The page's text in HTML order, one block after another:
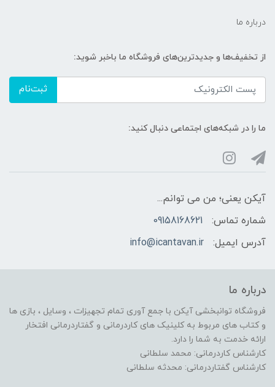
درباره ما
از تخفیف‌ها و جدیدترین‌های فروشگاه ما باخبر شوید:
ثبت‌نام
ما را در شبکه‌های اجتماعی دنبال کنید:
آیکن یعنی؛ من می توانم...
شماره تماس:
09158168621
آدرس ایمیل:
info@icantavan.ir
درباره ما
فروشگاه توانبخشی آیکن با جمع آوری تمام تجهیزات ، وسایل ، بازی ها
و کتاب های مربوط به کلینیک های کاردرمانی و گفتاردرمانی افتخار
ارائه خدمت به شما را دارد.
کارشناس کاردرمانی: محمد سلطانی
کارشناس گفتاردرمانی: محدثه سلطانی